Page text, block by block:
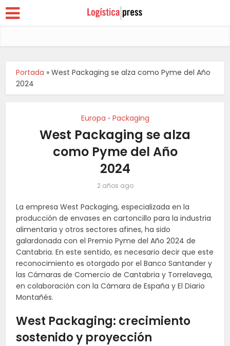
Portada »West Packaging se alza como Pyme del Año
2024
Europa • Packaging
West Packaging se alza
como Pyme del Año
2024
2 años ago
La empresa West Packaging, especializada en la
producción de envases en cartoncillo para la industria
alimentaria y otros sectores afines, ha sido
galardonada con el Premio Pyme del Año 2024 de
Cantabria. En este sentido, es necesario decir que este
reconocimiento es otorgado por el Banco Santander y
las Cámaras de Comercio de Cantabria y Torrelavega,
en colaboración con la Cámara de España y El Diario
Montañés.
West Packaging: crecimiento
sostenido y proyección